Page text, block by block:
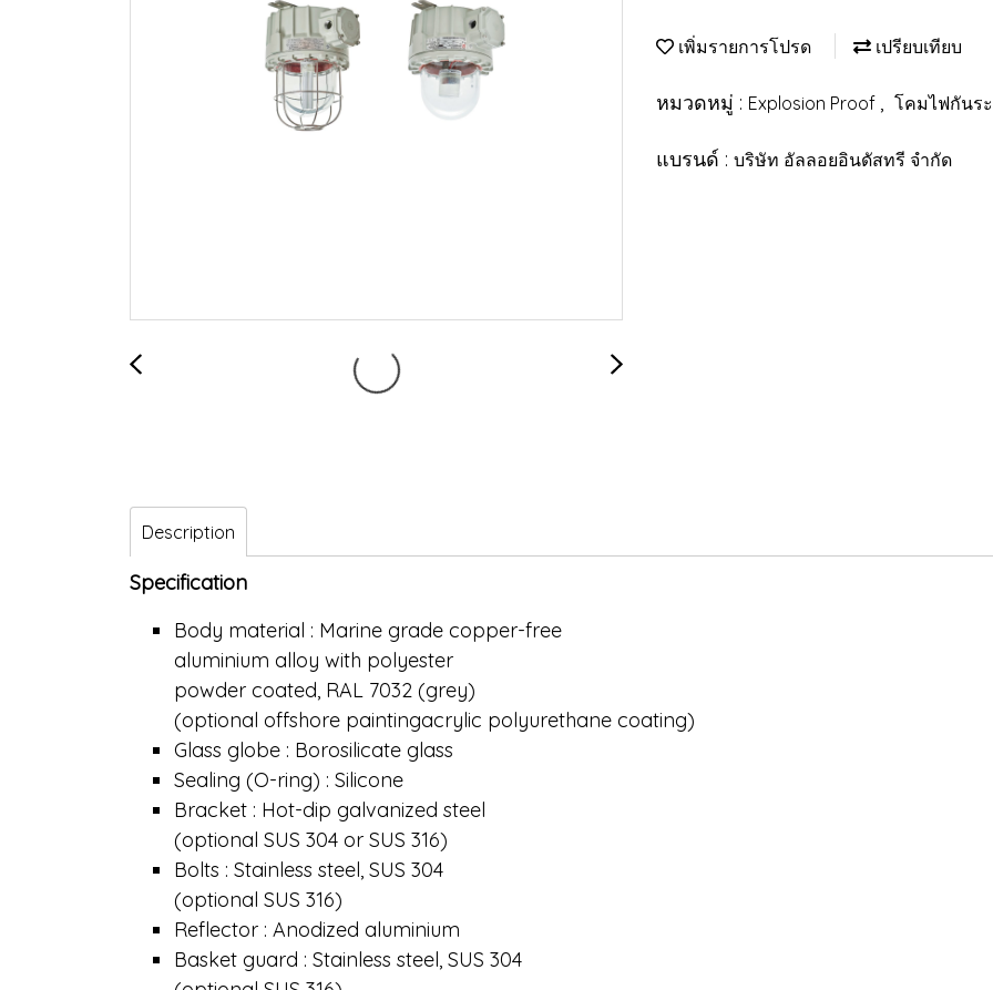
เพิ่มรายการโปรด เปรียบเทียบ
หมวดหมู่ : Explosion Proof , โคมไฟกันร
แบรนด์ : บริษัท อัลลอยอินดัสทรี จำกัด
Description
Specification
Body material : Marine grade copper-free
aluminium alloy with polyester
powder coated, RAL 7032 (grey)
(optional offshore paintingacrylic polyurethane coating)
Glass globe : Borosilicate glass
Sealing (O-ring) : Silicone
Bracket : Hot-dip galvanized steel
(optional SUS 304 or SUS 316)
Bolts : Stainless steel, SUS 304
(optional SUS 316)
Reflector : Anodized aluminium
Basket guard : Stainless steel, SUS 304